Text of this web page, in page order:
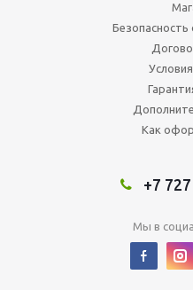
Безопасность
Как
+7
Мы в